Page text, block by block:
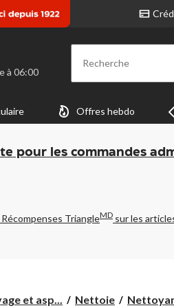
⋅ Ouverture à 06:00 Recherche
Offres hebdo
pour les commandes
TriangleMD sur les
et asp... Nettoie